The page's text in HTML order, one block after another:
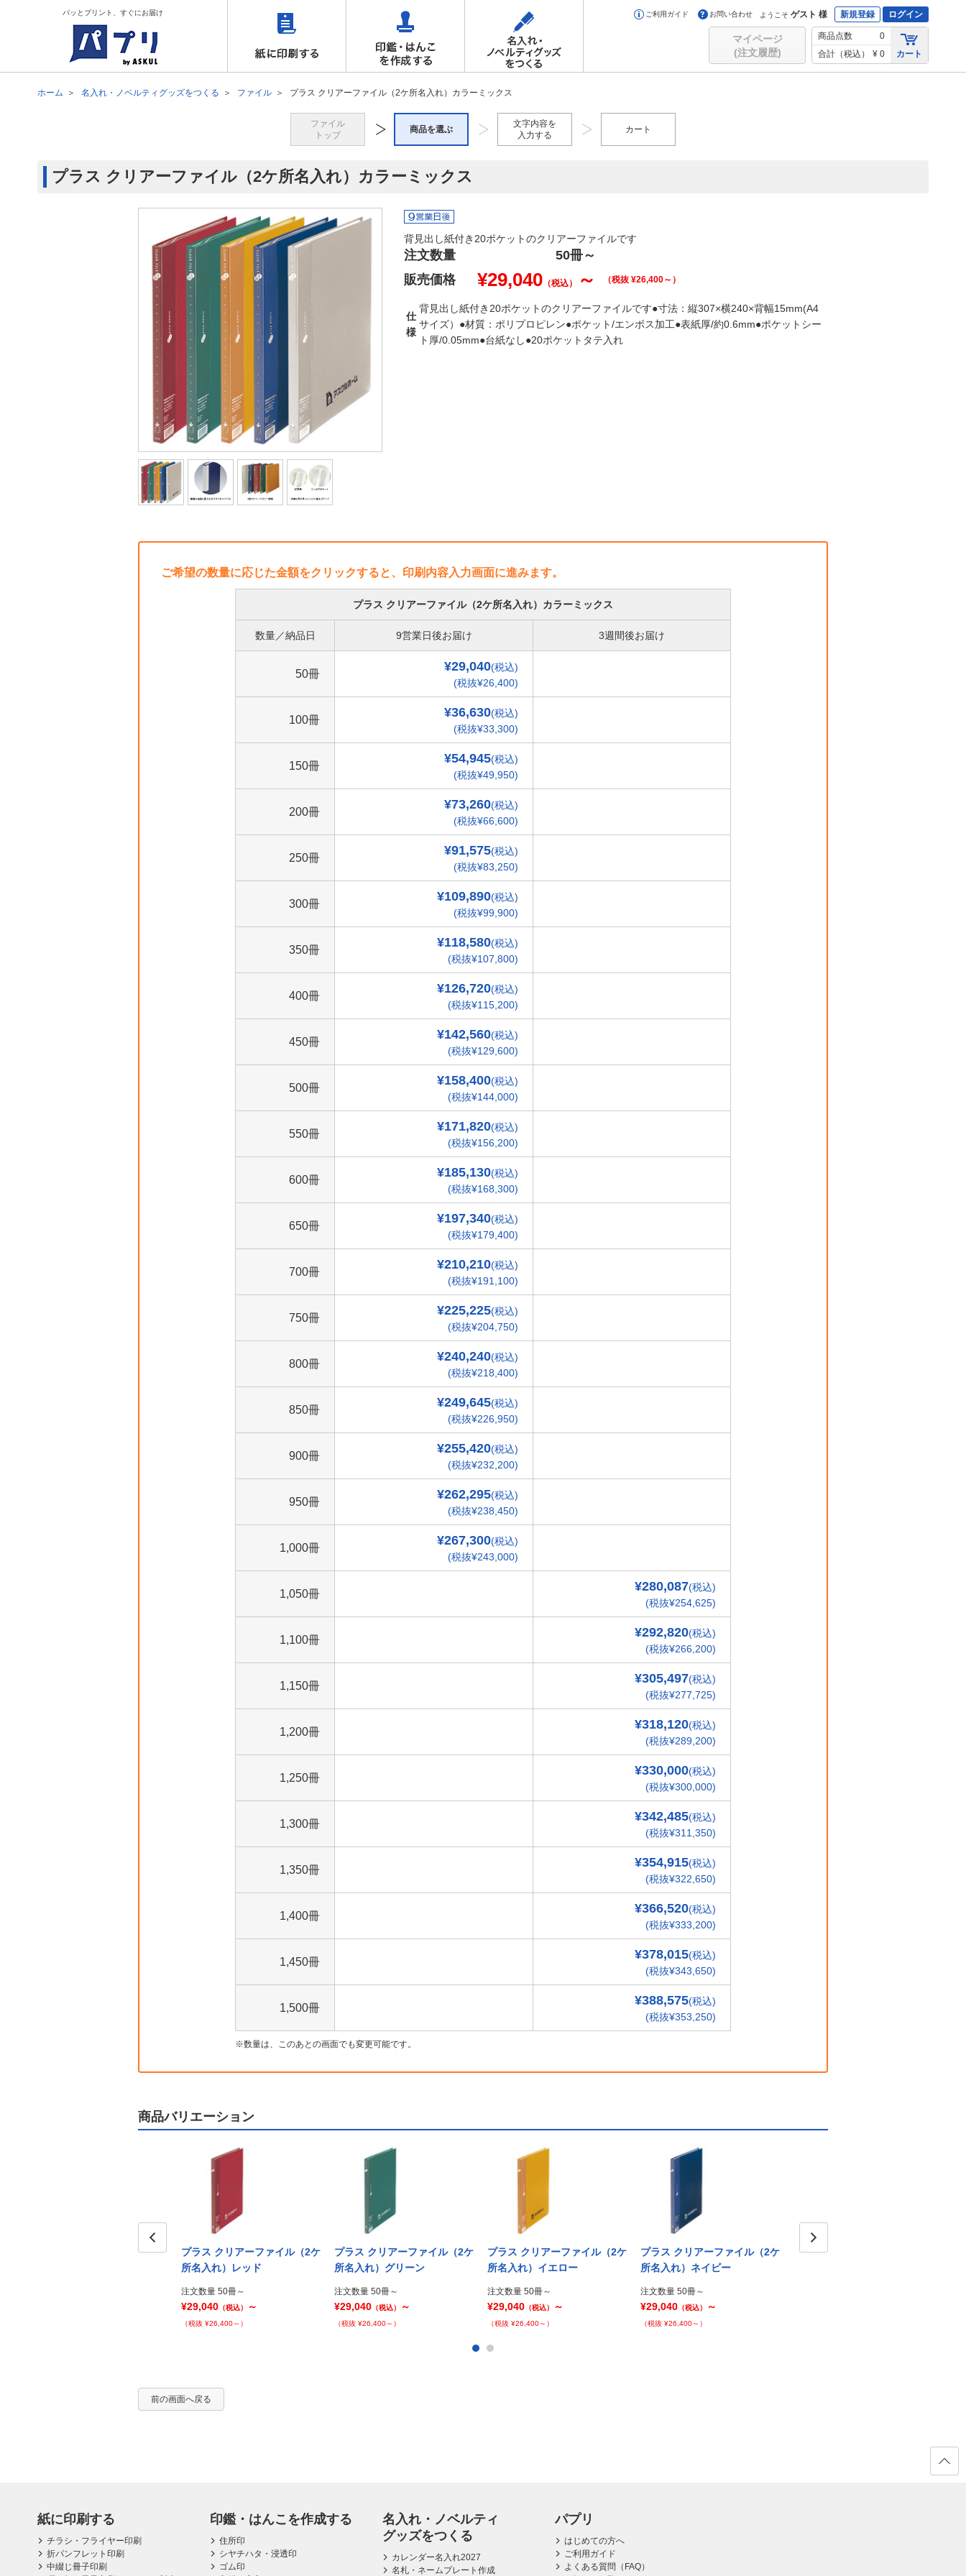
パッとプリント、すぐにお届け ご利用ガイド お問い合わせ ようこそ ゲスト 様 新規登録 ログイン
マイページ
(注文履歴)
商品点数
0
合計（税込）
¥ 0 カート
ホーム 名入れ・ノベルティグッズをつくる ファイル プラス クリアーファイル（2ケ所名入れ）カラーミックス
ファイル
トップ
商品を選ぶ
文字内容を
入力する
カート
プラス クリアーファイル（2ケ所名入れ）カラーミックス
背見出し紙付き20ポケットのクリアーファイルです
注文数量 50冊～
販売価格
¥29,040 （税込） ～ （税抜 ¥26,400～）
仕
様
背見出し紙付き20ポケットのクリアーファイルです●寸法：縦307×横240×背幅15mm(A4
サイズ）●材質：ポリプロピレン●ポケット/エンボス加工●表紙厚/約0.6mm●ポケットシー
ト厚/0.05mm●台紙なし●20ポケットタテ入れ
ご希望の数量に応じた金額をクリックすると、印刷内容入力画面に進みます。
プラス クリアーファイル（2ケ所名入れ）カラーミックス
数量／納品日 9営業日後お届け 3週間後お届け
50冊
¥29,040(税込)
(税抜¥26,400)
100冊
¥36,630(税込)
(税抜¥33,300)
150冊
¥54,945(税込)
(税抜¥49,950)
200冊
¥73,260(税込)
(税抜¥66,600)
250冊
¥91,575(税込)
(税抜¥83,250)
300冊
¥109,890(税込)
(税抜¥99,900)
350冊
¥118,580(税込)
(税抜¥107,800)
400冊
¥126,720(税込)
(税抜¥115,200)
450冊
¥142,560(税込)
(税抜¥129,600)
500冊
¥158,400(税込)
(税抜¥144,000)
550冊
¥171,820(税込)
(税抜¥156,200)
600冊
¥185,130(税込)
(税抜¥168,300)
650冊
¥197,340(税込)
(税抜¥179,400)
700冊
¥210,210(税込)
(税抜¥191,100)
750冊
¥225,225(税込)
(税抜¥204,750)
800冊
¥240,240(税込)
(税抜¥218,400)
850冊
¥249,645(税込)
(税抜¥226,950)
900冊
¥255,420(税込)
(税抜¥232,200)
950冊
¥262,295(税込)
(税抜¥238,450)
1,000冊
¥267,300(税込)
(税抜¥243,000)
1,050冊
¥280,087(税込)
(税抜¥254,625)
1,100冊
¥292,820(税込)
(税抜¥266,200)
1,150冊
¥305,497(税込)
(税抜¥277,725)
1,200冊
¥318,120(税込)
(税抜¥289,200)
1,250冊
¥330,000(税込)
(税抜¥300,000)
1,300冊
¥342,485(税込)
(税抜¥311,350)
1,350冊
¥354,915(税込)
(税抜¥322,650)
1,400冊
¥366,520(税込)
(税抜¥333,200)
1,450冊
¥378,015(税込)
(税抜¥343,650)
1,500冊
¥388,575(税込)
(税抜¥353,250)
数量は、このあとの画面でも変更可能です。
商品バリエーション
プラス クリアーファイル（2ケ
所名入れ）レッド
注文数量 50冊～
¥29,040 （税込） ～
（税抜 ¥26,400～）
プラス クリアーファイル（2ケ
所名入れ）グリーン
注文数量 50冊～
¥29,040 （税込） ～
（税抜 ¥26,400～）
プラス クリアーファイル（2ケ
所名入れ）イエロー
注文数量 50冊～
¥29,040 （税込） ～
（税抜 ¥26,400～）
プラス クリアーファイル（2ケ
所名入れ）ネイビー
注文数量 50冊～
¥29,040 （税込） ～
（税抜 ¥26,400～）
プラス クリアーファイル（2ケ
前の画面へ戻る
紙に印刷する
チラシ・フライヤー印刷
折パンフレット印刷
中綴じ冊子印刷
印鑑・はんこを作成する
住所印
シヤチハタ・浸透印
ゴム印
名入れ・ノベルティ
グッズをつくる
カレンダー名入れ2027
名札・ネームプレート作成
パプリ
はじめての方へ
ご利用ガイド
よくある質問（FAQ）